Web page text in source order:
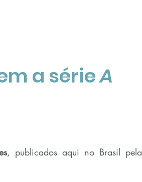
a série A
, publicados aqui no Brasil pela